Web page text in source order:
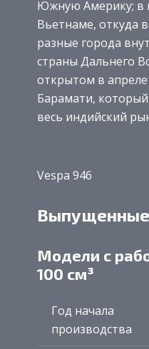
Южную Америку; в
Вьетнаме, откуда
разные города
страны Дальнего
открытом в апреле
Барамати,
весь индийский
Vespa 946
Модели с
100 см³
Год начала
производства